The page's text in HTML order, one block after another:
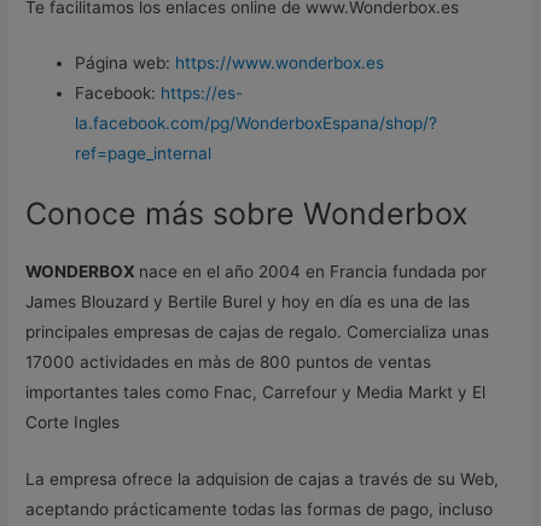
Te facilitamos los enlaces online de www.Wonderbox.es
Página web: https://www.wonderbox.es
Facebook: https://es-
la.facebook.com/pg/WonderboxEspana/shop/?
ref=page_internal
Conoce más sobre Wonderbox
WONDERBOX nace en el año 2004 en Francia fundada por
James Blouzard y Bertile Burel y hoy en día es una de las
principales empresas de cajas de regalo. Comercializa unas
17000 actividades en màs de 800 puntos de ventas
importantes tales como Fnac, Carrefour y Media Markt y El
Corte Ingles
La empresa ofrece la adquision de cajas a través de su Web,
aceptando prácticamente todas las formas de pago, incluso